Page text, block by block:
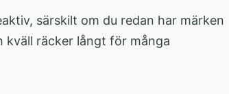
särskilt om du redan har märken
kväll räcker långt för många